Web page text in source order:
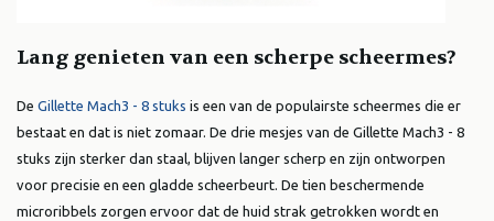
Lang genieten van een scherpe scheermes?
De Gillette Mach3 - 8 stuks is een van de populairste scheermes die er
bestaat en dat is niet zomaar. De drie mesjes van de Gillette Mach3 - 8
stuks zijn sterker dan staal, blijven langer scherp en zijn ontworpen
voor precisie en een gladde scheerbeurt. De tien beschermende
microribbels zorgen ervoor dat de huid strak getrokken wordt en